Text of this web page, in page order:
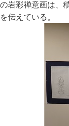
の岩彩禅意画は、
を伝えている。